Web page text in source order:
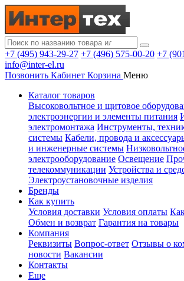
+7 (495) 943-29-27 +7 (496) 575-00-20 +7
info@inter-el.ru
Позвонить Кабинет Корзина Меню
Каталог товаров
Высоковольтное и щитовое
электроэнергии и элементы питания
электромонтажа Инструменты,
системы Кабели, провода и
и инженерные системы
электрооборудование Освещение
телекоммуникации Устройства и
Электроустановочные изделия
Бренды
Как купить
Условия доставки Условия оплаты
Обмен и возврат Гарантия на товары
Компания
Реквизиты Вопрос-ответ Отзывы о
новости Вакансии
Контакты
Еще